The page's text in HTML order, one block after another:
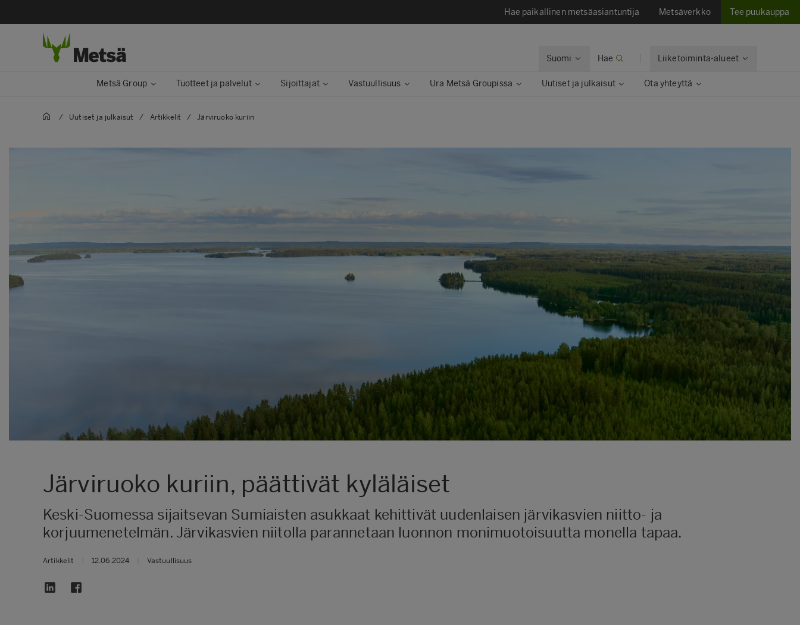
Hae paikallinen metsäasiantuntija Metsäverkko Tee puukauppa
Suomi Hae Liiketoiminta-alueet
Metsä Group Tuotteet ja palvelut Sijoittajat Vastuullisuus Ura Metsä Groupissa Uutiset ja julkaisut Ota yhteyttä
/ Uutiset ja julkaisut / Artikkelit / Järviruoko kuriin
Järviruoko kuriin, päättivät kyläläiset
Keski-Suomessa sijaitsevan Sumiaisten asukkaat kehittivät uudenlaisen järvikasvien niitto- ja
korjuumenetelmän. Järvikasvien niitolla parannetaan luonnon monimuotoisuutta monella tapaa.
Artikkelit 12.06.2024 Vastuullisuus